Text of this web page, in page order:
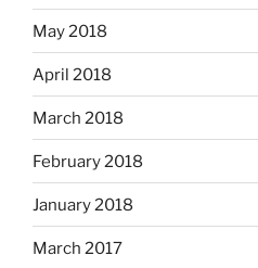
May 2018
April 2018
March 2018
February 2018
January 2018
March 2017